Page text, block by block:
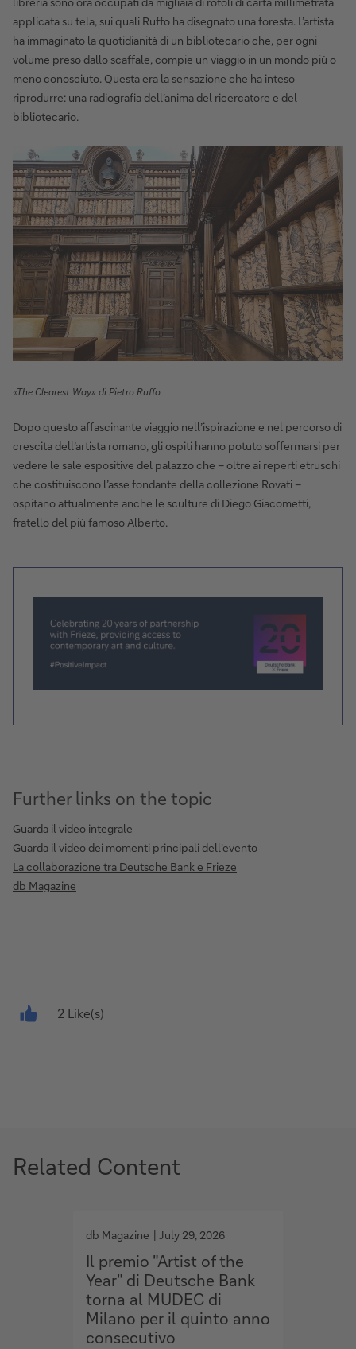
applicata su tela, sui quali Ruffo ha disegnato una foresta. L’artista
ha immaginato la quotidianità di un bibliotecario che, per ogni
volume preso dallo scaffale, compie un viaggio in un mondo più o
meno conosciuto. Questa era la sensazione che ha inteso
riprodurre: una radiografia dell’anima del ricercatore e del
bibliotecario.
«The Clearest Way» di Pietro Ruffo
Dopo questo affascinante viaggio nell’ispirazione e nel percorso di
crescita dell’artista romano, gli ospiti hanno potuto soffermarsi per
vedere le sale espositive del palazzo che – oltre ai reperti etruschi
che costituiscono l’asse fondante della collezione Rovati –
ospitano attualmente anche le sculture di Diego Giacometti,
fratello del più famoso Alberto.
Further links on the topic
Guarda il video integrale
Guarda il video dei momenti principali dell'evento
La collaborazione tra Deutsche Bank e Frieze
db Magazine
2 Like(s)
Related Content
o
t
o
db Magazine July 29, 2026
Il premio "Artist of the
Year" di Deutsche Bank
torna al MUDEC di
Milano per il quinto anno
consecutivo